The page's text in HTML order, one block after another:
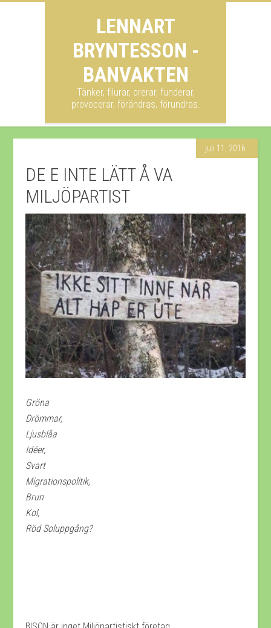
LENNART
BRYNTESSON -
BANVAKTEN
Tänker, filurar, orerar, funderar,
provocerar, förändras, förundras.
juli 11, 2016
DE E INTE LÄTT Å VA
MILJÖPARTIST
Gröna
Ljusblåa
Svart
Brun
Röd Soluppgång?